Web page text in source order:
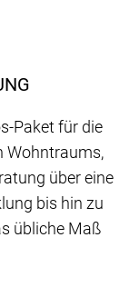
Paket für die
Wohntraums,
über eine
bis hin zu
übliche Maß